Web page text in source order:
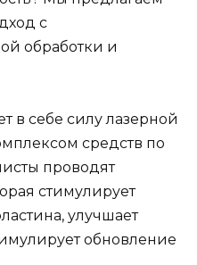
с
обработки и
в себе силу лазерной
средств по
проводят
стимулирует
улучшает
обновление